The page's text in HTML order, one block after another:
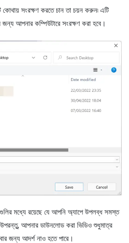
কোথায় সংরক্ষণ করতে চান তা চয়ন করুন৷ এটি
জন্য আপনার কম্পিউটারে সংরক্ষণ করা হবে।
মধ্যে রয়েছে যে আপনি অ্যাপে উপলব্ধ সমস্ত
উপরন্তু, আপনার ডাউনলোড করা ভিডিও শুধুমাত্র
জন্য আদর্শ নাও হতে পারে।